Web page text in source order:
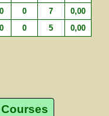
0 7 0,00
0 5 0,00